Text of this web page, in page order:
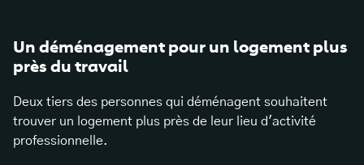
Un déménagement pour un logement plus
près du travail
Deux tiers des personnes qui déménagent souhaitent
trouver un logement plus près de leur lieu d'activité
professionnelle.